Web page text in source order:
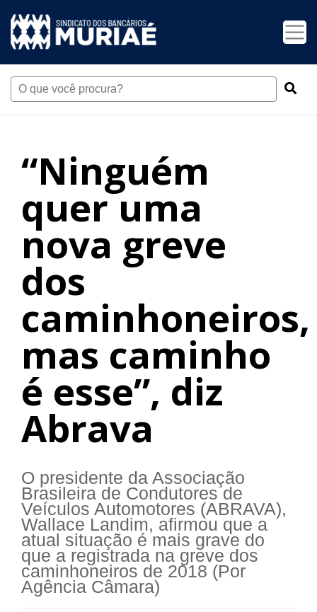
“Ninguém
quer uma
nova greve
dos
caminhoneiros,
mas caminho
é esse”, diz
Abrava
O presidente da Associação
Brasileira de Condutores de
Veículos Automotores (ABRAVA),
Wallace Landim, afirmou que a
atual situação é mais grave do
que a registrada na greve dos
caminhoneiros de 2018 (Por
Agência Câmara)